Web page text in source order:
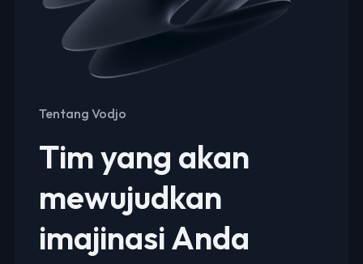
Tentang Vodjo
Tim yang akan
mewujudkan
imajinasi Anda